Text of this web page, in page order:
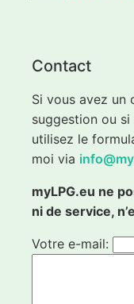
Contact
Si vous avez un
suggestion ou
utilisez le
moi via
myLPG.eu ne
ni de service,
Votre e-mail: